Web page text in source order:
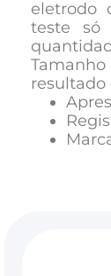
eletrodo
teste só
Tamanho
resultado